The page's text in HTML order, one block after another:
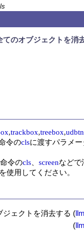
のオブジェクトを消
,trackbox,treebox,udbtn
令のclsに渡すパラメー
令のcls screenなどで
を使用してください。
ェクトを消去する (
(